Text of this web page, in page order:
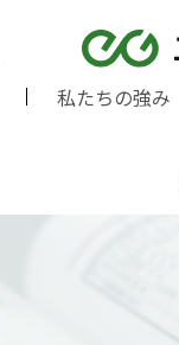
私たちの強み